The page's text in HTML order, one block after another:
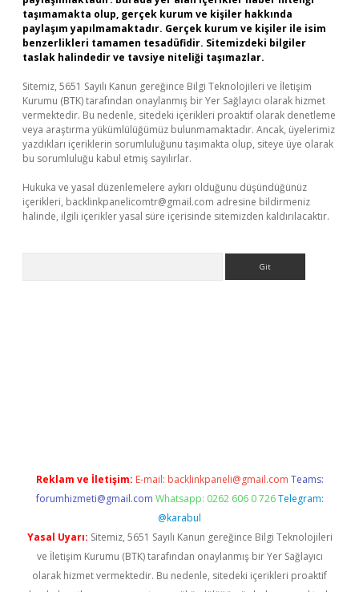
taşımamakta olup, gerçek kurum ve kişiler hakkında
paylaşım yapılmamaktadır. Gerçek kurum ve kişiler ile isim
benzerlikleri tamamen tesadüfidir. Sitemizdeki bilgiler
taslak halindedir ve tavsiye niteliği taşımazlar.
Sitemiz, 5651 Sayılı Kanun gereğince Bilgi Teknolojileri ve İletişim
Kurumu (BTK) tarafından onaylanmış bir Yer Sağlayıcı olarak hizmet
vermektedir. Bu nedenle, sitedeki içerikleri proaktif olarak denetleme
veya araştırma yükümlülüğümüz bulunmamaktadır. Ancak, üyelerimiz
yazdıkları içeriklerin sorumluluğunu taşımakta olup, siteye üye olarak
bu sorumluluğu kabul etmiş sayılırlar.
Hukuka ve yasal düzenlemelere aykırı olduğunu düşündüğünüz
içerikleri, backlinkpanelicomtr@gmail.com adresine bildirmeniz
halinde, ilgili içerikler yasal süre içerisinde sitemizden kaldırılacaktır.
Reklam ve İletişim: E-mail: backlinkpaneli@gmail.com Teams:
forumhizmeti@gmail.com Whatsapp: 0262 606 0 726 Telegram:
@karabul
Yasal Uyarı: Sitemiz, 5651 Sayılı Kanun gereğince Bilgi Teknolojileri
ve İletişim Kurumu (BTK) tarafından onaylanmış bir Yer Sağlayıcı
olarak hizmet vermektedir. Bu nedenle, sitedeki içerikleri proaktif